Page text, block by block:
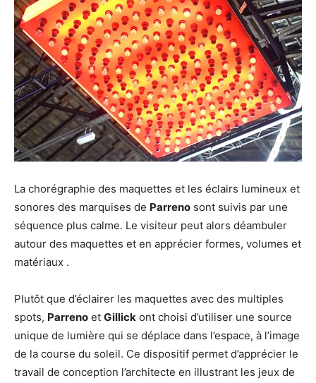
La chorégraphie des maquettes et les éclairs lumineux et
sonores des marquises de Parreno sont suivis par une
séquence plus calme. Le visiteur peut alors déambuler
autour des maquettes et en apprécier formes, volumes et
matériaux .
Plutôt que d’éclairer les maquettes avec des multiples
spots, Parreno et Gillick ont choisi d’utiliser une source
unique de lumière qui se déplace dans l’espace, à l’image
de la course du soleil. Ce dispositif permet d’apprécier le
travail de conception l’architecte en illustrant les jeux de